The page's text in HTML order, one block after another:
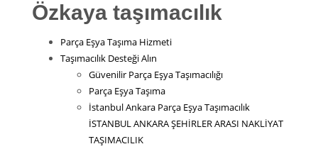
Özkaya taşımacılık
Parça Eşya Taşıma Hizmeti
Taşımacılık Desteği Alın
Güvenilir Parça Eşya Taşımacılığı
Parça Eşya Taşıma
İstanbul Ankara Parça Eşya Taşımacılık
İSTANBUL ANKARA ŞEHİRLER ARASI NAKLİYAT
TAŞIMACILIK